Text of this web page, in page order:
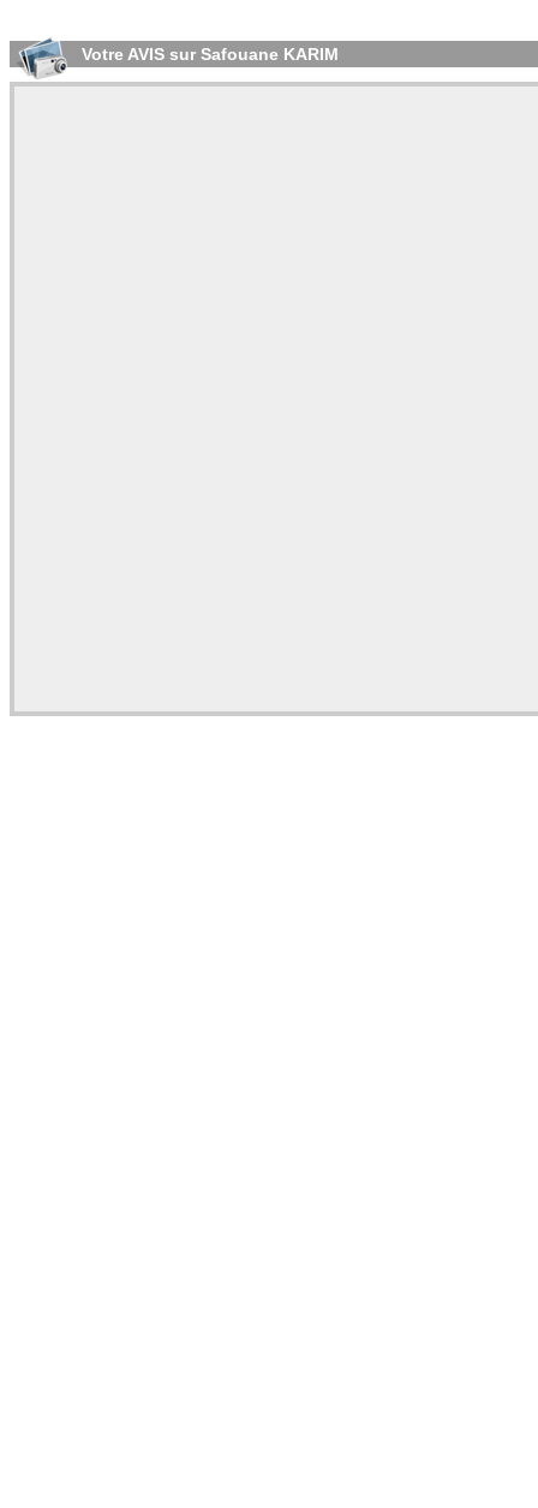
Votre AVIS sur Safouane KARIM